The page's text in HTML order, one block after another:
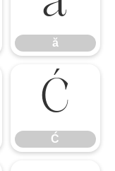
ă
Ć
Ć